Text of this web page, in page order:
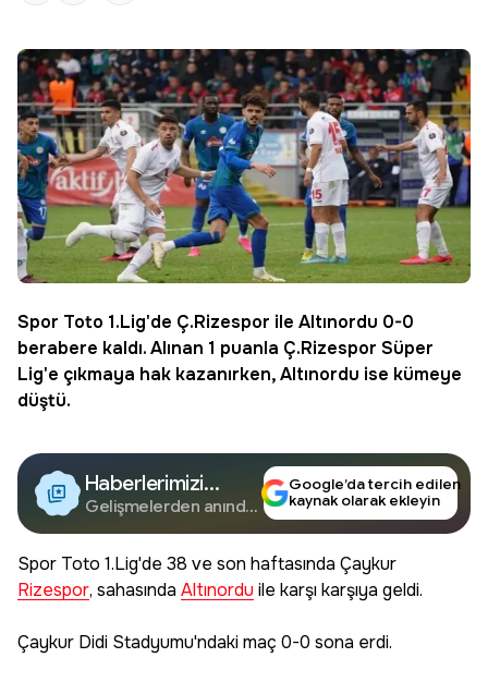
Spor Toto 1.Lig'de Ç.Rizespor ile Altınordu 0-0
berabere kaldı. Alınan 1 puanla Ç.Rizespor Süper
Lig'e çıkmaya hak kazanırken, Altınordu ise kümeye
düştü.
Haberlerimizi
Google'da Takip
Edin
Gelişmelerden anında
Google’da tercih edilen
kaynak olarak ekleyin
Spor Toto 1.Lig'de 38 ve son haftasında Çaykur
Rizespor, sahasında Altınordu ile karşı karşıya geldi.
Çaykur Didi Stadyumu'ndaki maç 0-0 sona erdi.